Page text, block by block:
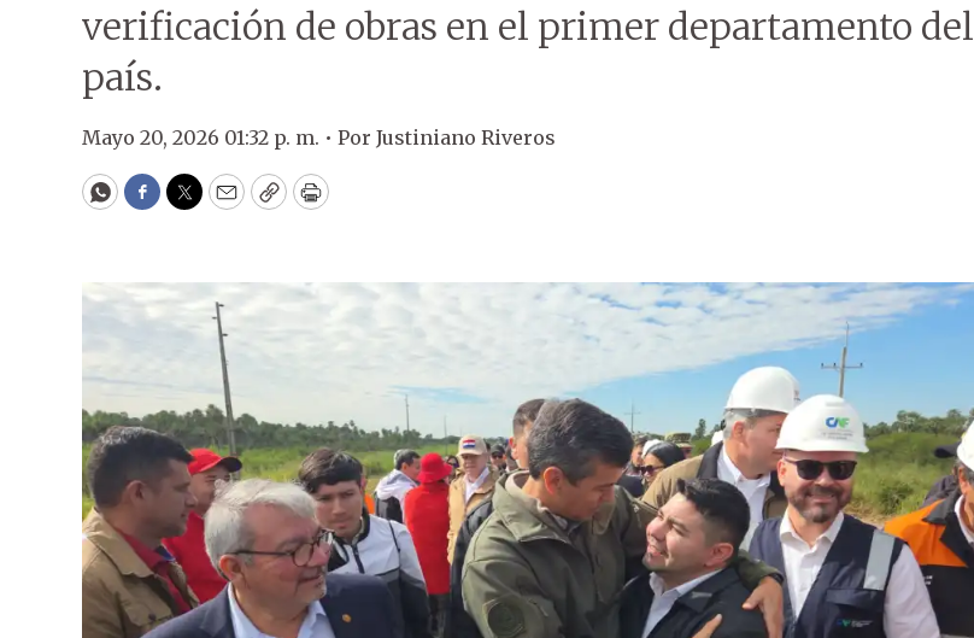
verificación de obras en el primer departamento del
país.
Mayo 20, 2026 01:32 p. m. • Por Justiniano Riveros
WhatsApp
Facebook
Twitter
EmailCopyPrint